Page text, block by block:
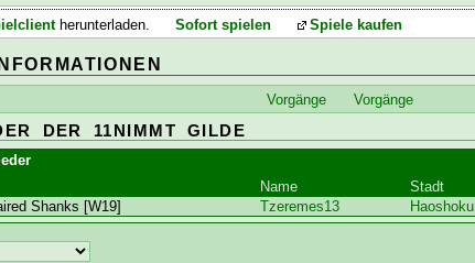
herunterladen. Sofort spielen Spiele kaufen
Vorgänge Vorgänge
DER 11NIMMT GILDE
Name Stadt
Shanks [W19] Tzeremes13 Haoshoku